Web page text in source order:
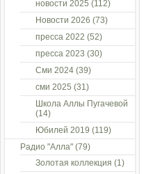
новости 2025 (112)
Новости 2026 (73)
пресса 2022 (52)
пресса 2023 (30)
Сми 2024 (39)
сми 2025 (31)
Школа Аллы Пугачевой
(14)
Юбилей 2019 (119)
Радио "Алла" (79)
Золотая коллекция (1)